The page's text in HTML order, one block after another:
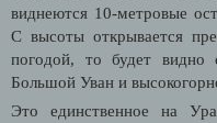
виднеются 10-метровые
С высоты открывается
погодой, то будет видно
Большой Уван и
Это единственное на